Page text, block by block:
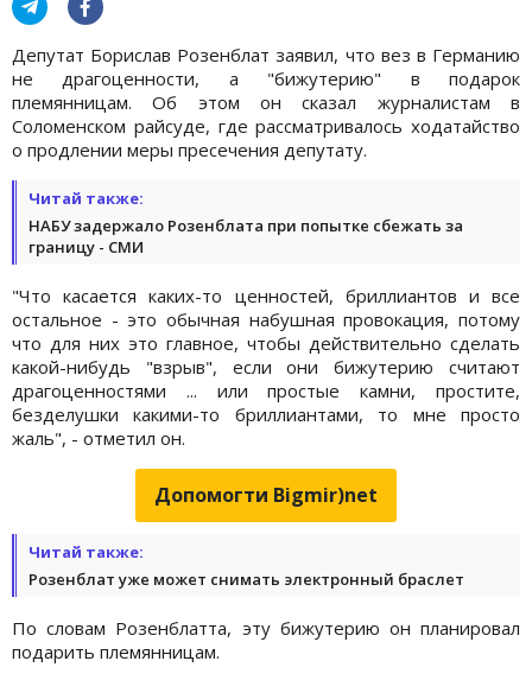
Депутат Борислав Розенблат заявил, что вез в Германию
не драгоценности, а "бижутерию" в подарок
племянницам. Об этом он сказал журналистам в
Соломенском райсуде, где рассматривалось ходатайство
о продлении меры пресечения депутату.
Читай также:
НАБУ задержало Розенблата при попытке сбежать за
границу - СМИ
"Что касается каких-то ценностей, бриллиантов и все
остальное - это обычная набушная провокация, потому
что для них это главное, чтобы действительно сделать
какой-нибудь "взрыв", если они бижутерию считают
драгоценностями ... или простые камни, простите,
безделушки какими-то бриллиантами, то мне просто
жаль", - отметил он.
Допомогти Bigmir)net
Читай также:
Розенблат уже может снимать электронный браслет
По словам Розенблатта, эту бижутерию он планировал
подарить племянницам.